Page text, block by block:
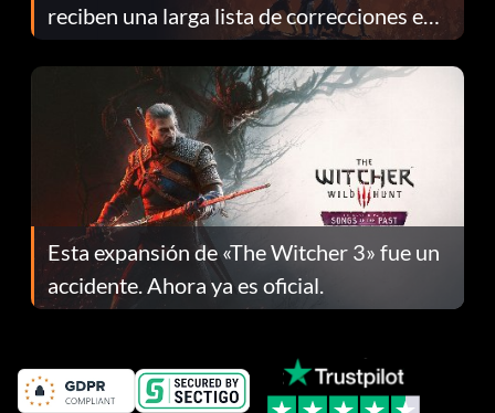
reciben una larga lista de correcciones en
el parche 1.0.4
Esta expansión de «The Witcher 3» fue un
accidente. Ahora ya es oficial.